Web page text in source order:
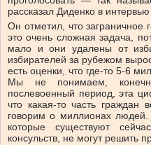
рассказал Диденко в
Он отметил, что
это очень сложная задача,
мало и они удалены от
избирателей за рубежом
есть оценки, что где-то 5-6
Мы не понимаем,
послевоенный период, эта
что какая-то часть
говорим о миллионах
которые существуют
консульств, не могут решить